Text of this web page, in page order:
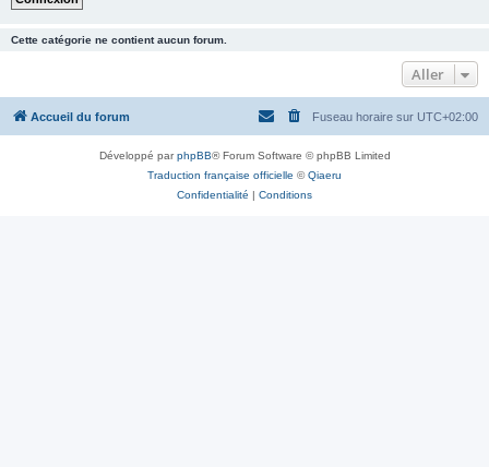
Cette catégorie ne contient aucun forum.
Aller
Accueil du forum Fuseau horaire sur UTC+02:00
Développé parphpBB® Forum Software © phpBB Limited
Traduction française officielle ©Qiaeru
Confidentialité | Conditions